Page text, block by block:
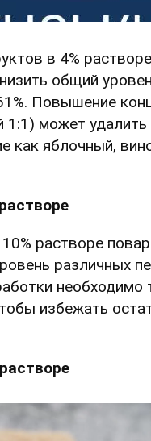
в 4%
общий
Повышение
1:1) может
как яблочный,
растворе
различных
избежать